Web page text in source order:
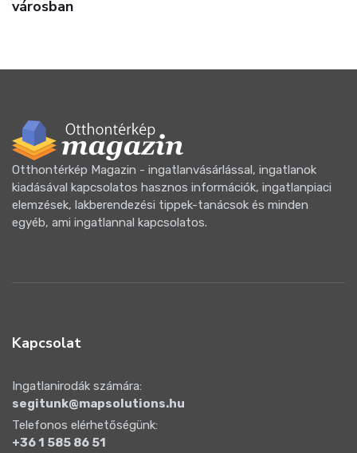
Otthontérkép Magazin - ingatlanvásárlással, ingatlanok
kiadásával kapcsolatos hasznos információk, ingatlanpiaci
elemzések, lakberendezési tippek-tanácsok és minden
egyéb, ami ingatlannal kapcsolatos.
Kapcsolat
Ingatlanirodák számára:
segitunk@mapsolutions.hu
Telefonos elérhetőségünk:
+36 1 585 86 51